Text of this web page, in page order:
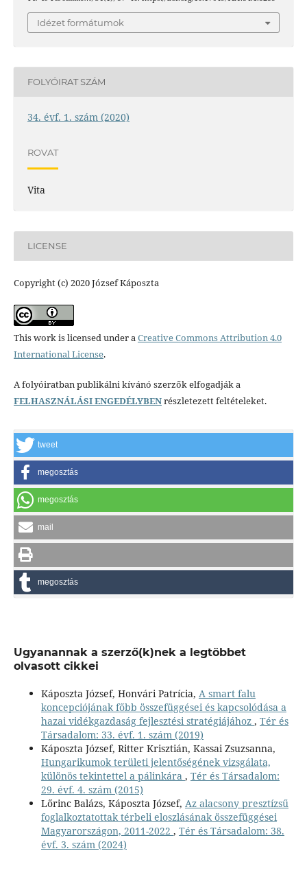
Idézet formátumok
FOLYÓIRAT SZÁM
34. évf. 1. szám (2020)
ROVAT
Vita
LICENSE
Copyright (c) 2020 József Káposzta
This work is licensed under aCreative Commons Attribution 4.0
International License.
A folyóiratban publikálni kívánó szerzők elfogadják a
FELHASZNÁLÁSI ENGEDÉLYBENrészletezett feltételeket.
tweet
megosztás
megosztás
mail
megosztás
Ugyanannak a szerző(k)nek a legtöbbet
olvasott cikkei
Káposzta József, Honvári Patrícia, A smart falu
koncepciójának főbb összefüggései és kapcsolódása a
hazai vidékgazdaság fejlesztési stratégiájához , Tér és
Társadalom: 33. évf. 1. szám (2019)
Káposzta József, Ritter Krisztián, Kassai Zsuzsanna,
Hungarikumok területi jelentőségének vizsgálata,
különös tekintettel a pálinkára , Tér és Társadalom:
29. évf. 4. szám (2015)
Lőrinc Balázs, Káposzta József, Az alacsony presztízsű
foglalkoztatottak térbeli eloszlásának összefüggései
Magyarországon, 2011-2022 , Tér és Társadalom: 38.
évf. 3. szám (2024)